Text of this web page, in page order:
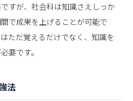
すが、社会科は知識さえしっか
で成果を上げることが可能で
ただ覚えるだけでなく、知識を
要です。
法